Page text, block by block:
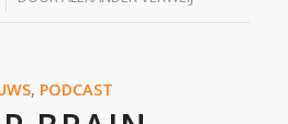
, PODCAST